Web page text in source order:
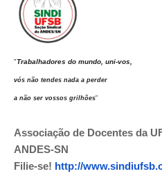
"Trabalhadores do mundo, uni-vos,
vós não tendes nada a perder
a não ser vossos grilhões"
Associação de Docentes da
ANDES-SN
Filie-se! http://www.